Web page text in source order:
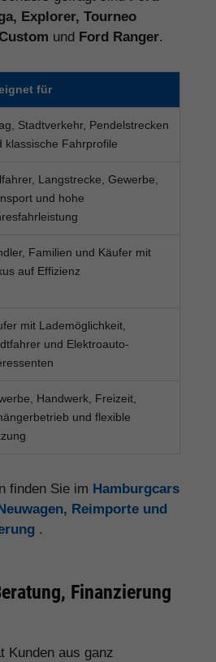
Explorer, Tourneo
und Ford Ranger.
für
Stadtverkehr, Pendelstrecken
klassische Fahrprofile
Langstrecke, Gewerbe,
und hohe
Familien und Käufer mit
auf Effizienz
mit Lademöglichkeit,
und Elektroauto-
Handwerk, Freizeit,
und flexible
finden Sie im Hamburgcars
Reimporte und
.
Finanzierung
Kunden aus ganz